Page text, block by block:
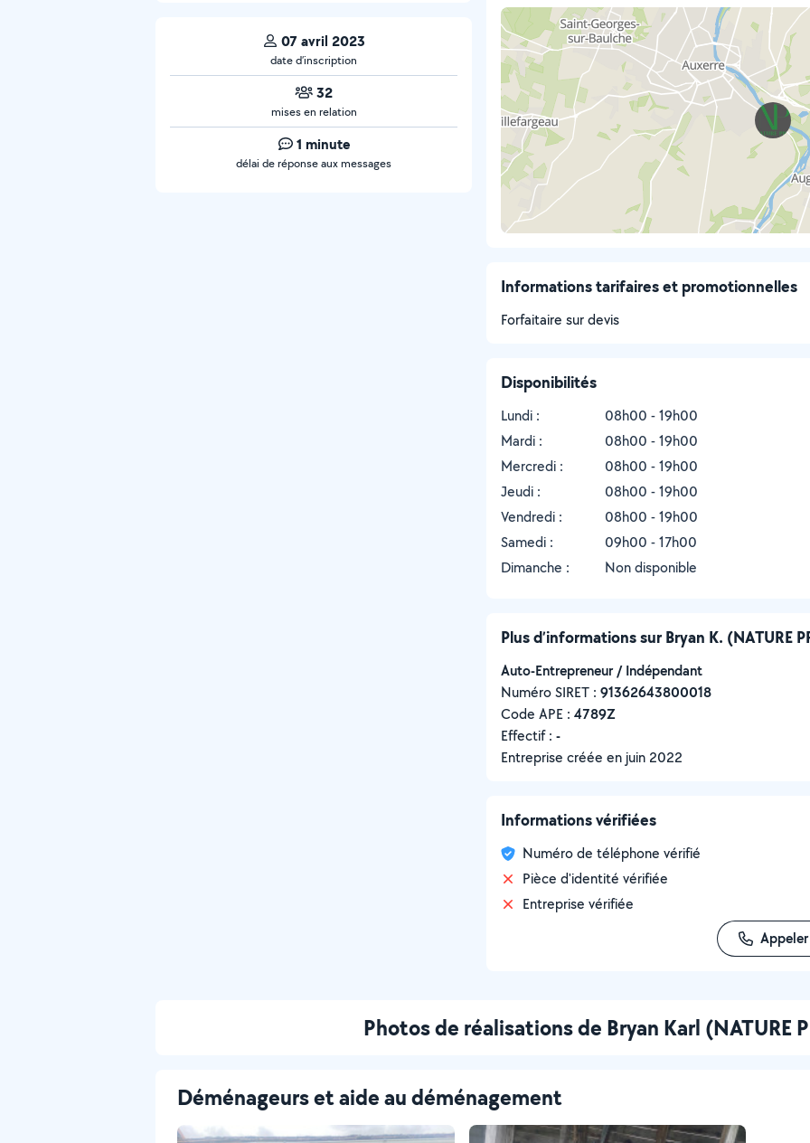
07 avril 2023
date d’inscription
32
mises en relation
1 minute
délai de réponse aux messages
Informations tarifaires et promotionnelles
Forfaitaire sur devis
Disponibilités
Lundi :
08h00 - 19h00
Mardi :
08h00 - 19h00
Mercredi :
08h00 - 19h00
Jeudi :
08h00 - 19h00
Vendredi :
08h00 - 19h00
Samedi :
09h00 - 17h00
Dimanche :
Non disponible
Plus d’informations sur Bryan K. (NATURE
Auto-Entrepreneur / Indépendant
Numéro SIRET : ‍91362643800018
Code APE : 4789Z
Effectif : -
Entreprise créée en juin 2022
Informations vérifiées
Numéro de téléphone vérifié
Pièce d'identité vérifiée
Entreprise vérifiée
Appeler
Photos de réalisations de Bryan Karl (NATURE
Déménageurs et aide au déménagement